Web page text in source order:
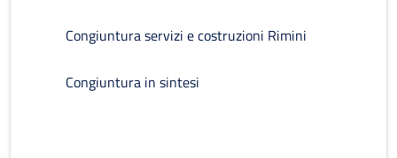
Congiuntura servizi e costruzioni Rimini
Congiuntura in sintesi